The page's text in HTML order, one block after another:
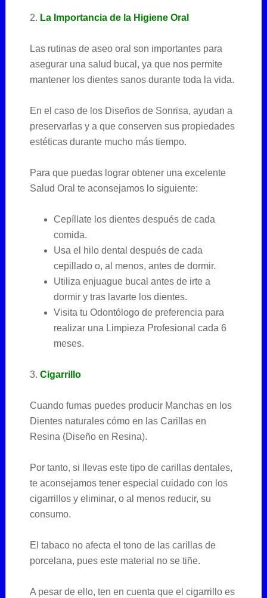
2. La Importancia de la Higiene Oral
Las rutinas de aseo oral son importantes para
asegurar una salud bucal, ya que nos permite
mantener los dientes sanos durante toda la vida.
En el caso de los Diseños de Sonrisa, ayudan a
preservarlas y a que conserven sus propiedades
estéticas durante mucho más tiempo.
Para que puedas lograr obtener una excelente
Salud Oral te aconsejamos lo siguiente:
Cepíllate los dientes después de cada
comida.
Usa el hilo dental después de cada
cepillado o, al menos, antes de dormir.
Utiliza enjuague bucal antes de irte a
dormir y tras lavarte los dientes.
Visita tu Odontólogo de preferencia para
realizar una Limpieza Profesional cada 6
meses.
3. Cigarrillo
Cuando fumas puedes producir Manchas en los
Dientes naturales cómo en las Carillas en
Resina (Diseño en Resina).
Por tanto, si llevas este tipo de carillas dentales,
te aconsejamos tener especial cuidado con los
cigarrillos y eliminar, o al menos reducir, su
consumo.
El tabaco no afecta el tono de las carillas de
porcelana, pues este material no se tiñe.
A pesar de ello, ten en cuenta que el cigarrillo es